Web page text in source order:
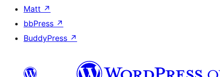
Matt ↗
bbPress ↗
BuddyPress ↗